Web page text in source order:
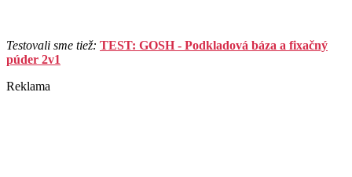
Testovali sme tiež: TEST: GOSH - Podkladová báza a fixačný
púder 2v1
Reklama